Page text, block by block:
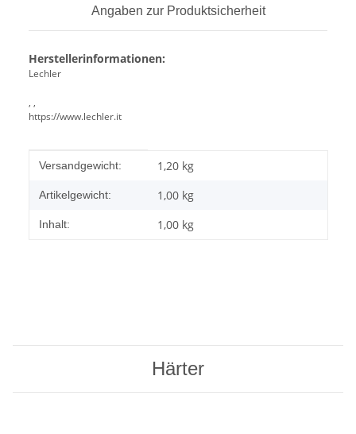
Angaben zur Produktsicherheit
Herstellerinformationen:
Lechler
, ,
https://www.lechler.it
Produkteigenschaft
Wert
Versandgewicht: 1,20 kg
Artikelgewicht: 1,00 kg
Inhalt: 1,00 kg
Härter